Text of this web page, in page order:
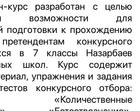
курс разработан с целью
возможности для
подготовки к прохождению
конкурсного
в 7 классы Назарбаев
школ. Курс содержит
упражнения и задания
конкурсного отбора:
«Количественные